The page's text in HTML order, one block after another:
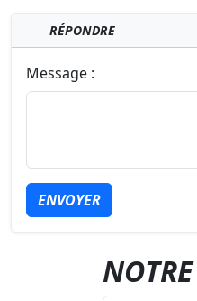
RÉPONDRE
Message :
ENVOYER